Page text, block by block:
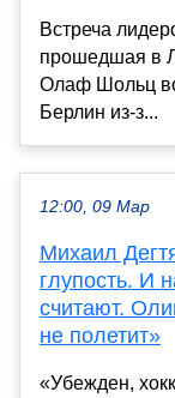
Встреча
прошедшая в
Олаф Шольц
Берлин из-з...
12:00, 09 Мар
Михаил
глупость. И
считают.
не полетит»
«Убежден,